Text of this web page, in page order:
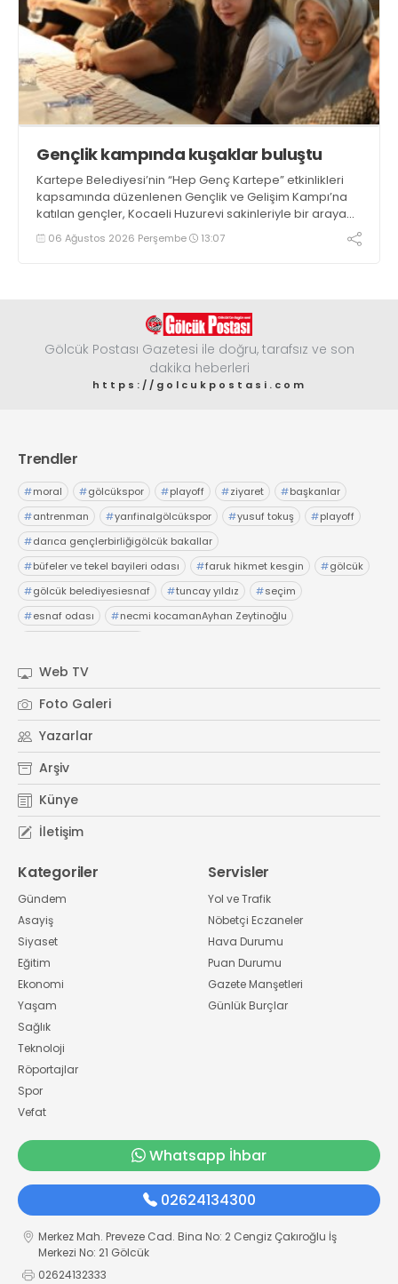
Gençlik kampında kuşaklar buluştu
Kartepe Belediyesi’nin “Hep Genç Kartepe” etkinlikleri
kapsamında düzenlenen Gençlik ve Gelişim Kampı’na
katılan gençler, Kocaeli Huzurevi sakinleriyle bir araya
geldi06 Ağustos 2026 Perşembe 13:07
Gölcük Postası Gazetesi ile doğru, tarafsız ve son
dakika heberleri
https://golcukpostasi.com
Trendler
#moral #gölcükspor #playoff #ziyaret #başkanlar
#antrenman #yarıfinalgölcükspor #yusuf tokuş #playoff
#darıca gençlerbirliğigölcük bakallar
#büfeler ve tekel bayileri odası #faruk hikmet kesgin #gölcük
#gölcük belediyesiesnaf #tuncay yıldız #seçim
#esnaf odası #necmi kocamanAyhan Zeytinoğlu
Web TV
Foto Galeri
Yazarlar
Arşiv
Künye
İletişim
Kategoriler
Gündem
Asayiş
Siyaset
Eğitim
Ekonomi
Yaşam
Sağlık
Teknoloji
Röportajlar
Spor
Vefat
Servisler
Yol ve Trafik
Nöbetçi Eczaneler
Hava Durumu
Puan Durumu
Gazete Manşetleri
Günlük Burçlar
Whatsapp İhbar
02624134300
Merkez Mah. Preveze Cad. Bina No: 2 Cengiz Çakıroğlu İş
Merkezi No: 21 Gölcük
02624132333